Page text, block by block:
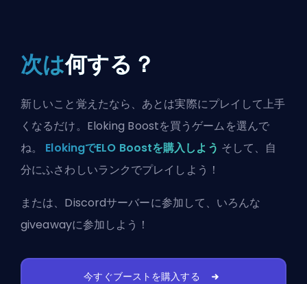
次は何する？
新しいこと覚えたなら、あとは実際にプレイして上手
くなるだけ。Eloking Boostを買うゲームを選んで
ね。 ElokingでELO Boostを購入しよう そして、自
分にふさわしいランクでプレイしよう！
または、 Discordサーバーに参加して、いろんな
giveawayに参加しよう！
今すぐブーストを購入する